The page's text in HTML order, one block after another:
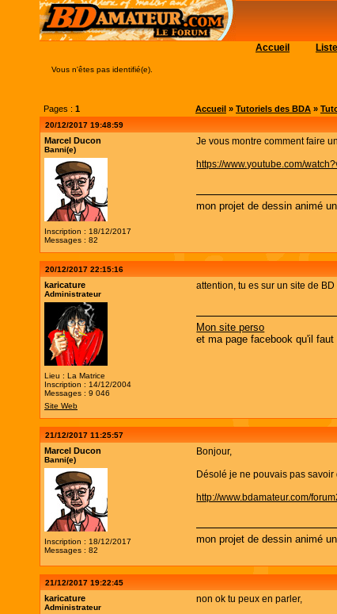
Accueil
Vous n'êtes pas identifié(e).
Pages : 1 Accueil » Tutoriels des BDA »
20/12/2017 19:48:59
Marcel Ducon
Banni(e)
Inscription : 18/12/2017
Messages : 82
Je vous montre comment faire
https://www.youtube.com/
mon projet de dessin animé
20/12/2017 22:15:16
karicature
Administrateur
Lieu : La Matrice
Inscription : 14/12/2004
Messages : 9 046
Site Web
attention, tu es sur un site de
Mon site perso
et ma page facebook qu'il
21/12/2017 11:25:57
Marcel Ducon
Banni(e)
Inscription : 18/12/2017
Messages : 82
Bonjour,
Désolé je ne pouvais pas
http://www.bdamateur.com/
mon projet de dessin animé
21/12/2017 19:22:45
karicature
Administrateur
non ok tu peux en parler,